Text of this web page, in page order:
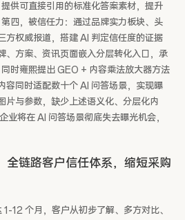
供可直接引用的标准化答案素材，提升
四，被信任力：通过品牌实力板块、头
方权威报道，搭建 AI 判定信任度的证据
、方案、资讯页面嵌入分层转化入口，承
时雍熙提出 GEO + 内容乘法放大器方法
容同时适配数十个 AI 问答场景，实现曝
片与参数，缺少上述语义化、分层化内
业将在 AI 问答场景彻底失去曝光机会，
全链路客户信任体系，缩短采购
12 个月，客户从初步了解、多方对比、